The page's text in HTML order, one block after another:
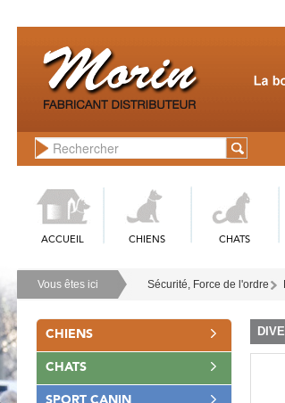
ACCUEIL CHIENS CHATS
Vous êtes ici Sécurité, Force de l'ordre
CHIENS
CHATS
SPORT CANIN